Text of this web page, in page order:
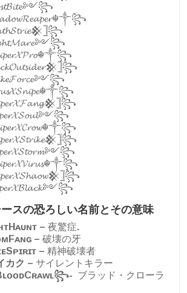
スの恐ろしい名前とその意味
– 夜驚症.
– 破壊の牙
– 精神破壊者
カク – サイレントキラー
ブラッド・クローラ